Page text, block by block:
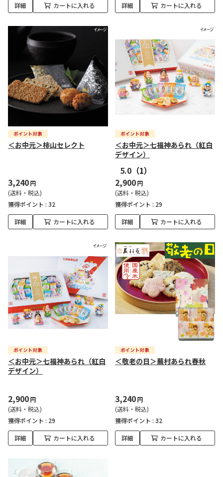
詳細 カートに入れる 詳細 カートに入れる
＜お中元＞柿山セレクト
3,240円
(送料・税込)
獲得ポイント : 32
詳細 カートに入れる
＜お中元＞七福神あられ（紅白
デザイン）
5.0 （1）
2,900円
(送料・税込)
獲得ポイント : 29
詳細 カートに入れる
＜お中元＞七福神あられ（紅白
デザイン）
2,900円
(送料・税込)
獲得ポイント : 29
詳細 カートに入れる
＜敬老の日＞蕪村あられ春秋
3,240円
(送料・税込)
獲得ポイント : 32
詳細 カートに入れる